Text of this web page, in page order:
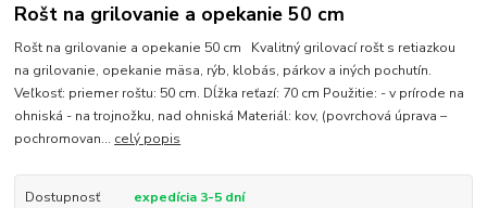
Rošt na grilovanie a opekanie 50 cm
Rošt na grilovanie a opekanie 50 cm Kvalitný grilovací rošt s retiazkou
na grilovanie, opekanie mäsa, rýb, klobás, párkov a iných pochutín.
Veľkosť: priemer roštu: 50 cm. Dĺžka reťazí: 70 cm Použitie: - v prírode na
ohniská - na trojnožku, nad ohniská Materiál: kov, (povrchová úprava –
pochromovan... celý popis
Dostupnosť expedícia 3-5 dní